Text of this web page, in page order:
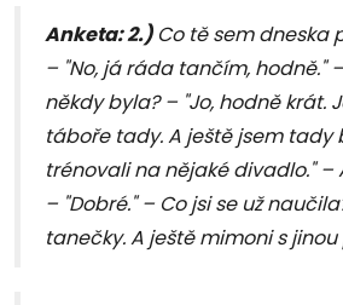
Anketa: 2.) Co tě sem dneska
– "No, já ráda tančím, hodně."
někdy byla? – "Jo, hodně krát.
táboře tady. A ještě jsem tady
trénovali na nějaké divadlo." –
– "Dobré." – Co jsi se už
tanečky. A ještě mimoni s